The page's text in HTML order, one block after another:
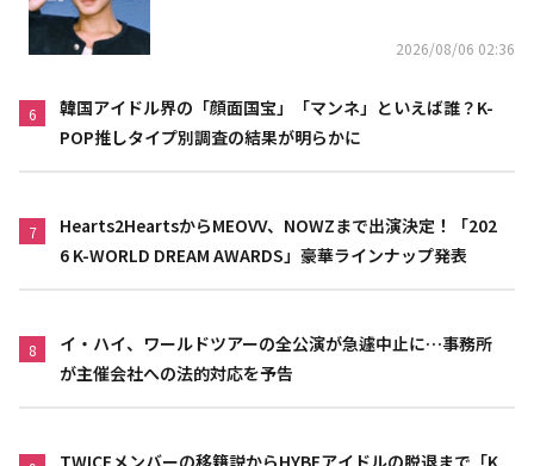
2026/08/06 02:36
6
韓国アイドル界の「顔面国宝」「マンネ」といえば誰？K-
POP推しタイプ別調査の結果が明らかに
7
Hearts2HeartsからMEOVV、NOWZまで出演決定！「202
6 K-WORLD DREAM AWARDS」豪華ラインナップ発表
8
イ・ハイ、ワールドツアーの全公演が急遽中止に…事務所
が主催会社への法的対応を予告